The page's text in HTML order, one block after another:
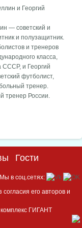
— советский и
и полузащитник.
и тренеров
класса,
СССР, и Георгий
футболист,
тренер.
тренер России.
Гости
Мы в соц.сетях:
его авторов и
ГИГАНТ